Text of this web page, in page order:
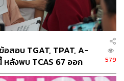
อสอบ TGAT, TPAT, A-
ลังพบ TCAS 67 ออก
579